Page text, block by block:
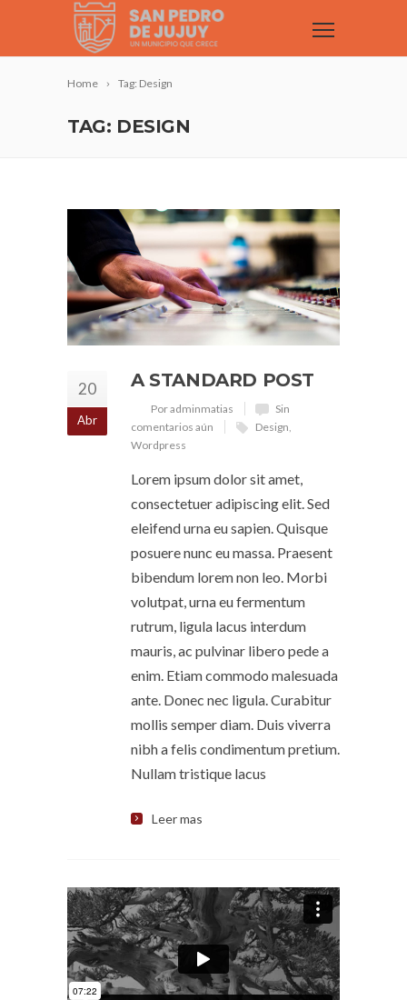
Home Tag: Design
TAG: DESIGN
20
Abr
A STANDARD POST
Por adminmatias
Sin
comentarios aún
Design,
Wordpress
Lorem ipsum dolor sit amet,
consectetuer adipiscing elit. Sed
eleifend urna eu sapien. Quisque
posuere nunc eu massa. Praesent
bibendum lorem non leo. Morbi
volutpat, urna eu fermentum
rutrum, ligula lacus interdum
mauris, ac pulvinar libero pede a
enim. Etiam commodo malesuada
ante. Donec nec ligula. Curabitur
mollis semper diam. Duis viverra
nibh a felis condimentum pretium.
Nullam tristique lacus
Leer mas